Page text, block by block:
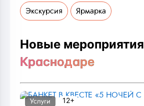
Экскурсия Ярмарка
Новые мероприятия
Краснодаре
Услуги 12+